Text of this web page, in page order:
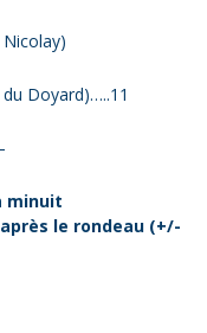
Nicolay)
Doyard)…..11
minuit
le rondeau (+/-